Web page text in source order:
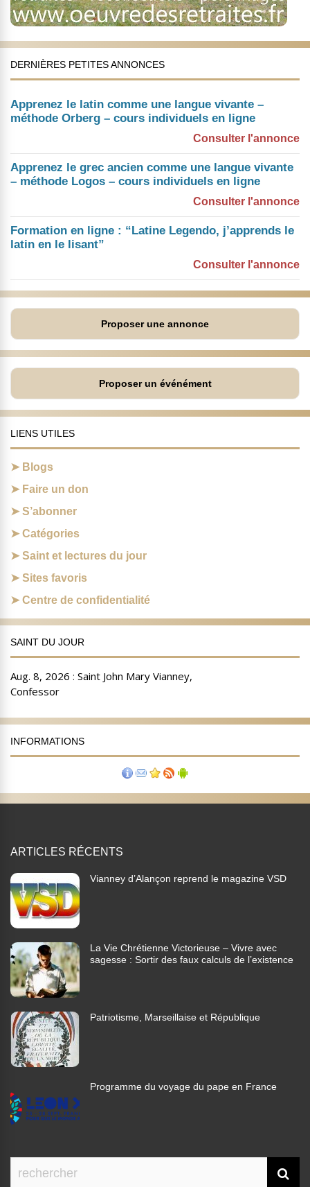
DERNIÈRES PETITES ANNONCES
Apprenez le latin comme une langue vivante –
méthode Orberg – cours individuels en ligne
Consulter l'annonce
Apprenez le grec ancien comme une langue vivante
– méthode Logos – cours individuels en ligne
Consulter l'annonce
Formation en ligne : “Latine Legendo, j’apprends le
latin en le lisant”
Consulter l'annonce
Proposer une annonce
Proposer un événément
LIENS UTILES
Blogs
Faire un don
S’abonner
Catégories
Saint et lectures du jour
Sites favoris
Centre de confidentialité
SAINT DU JOUR
INFORMATIONS
ARTICLES RÉCENTS
Vianney d’Alançon reprend le magazine VSD
La Vie Chrétienne Victorieuse – Vivre avec
sagesse : Sortir des faux calculs de l’existence
Patriotisme, Marseillaise et République
Programme du voyage du pape en France